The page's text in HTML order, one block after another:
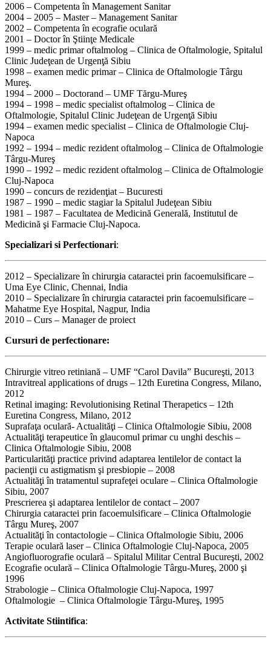
2006 – Competenta în Management Sanitar
2004 – 2005 – Master – Management Sanitar
2002 – Competenta în ecografie oculară
2001 – Doctor în Ştiinţe Medicale
1999 – medic primar oftalmolog – Clinica de Oftalmologie, Spitalul
Clinic Judeţean de Urgenţă Sibiu
1998 – examen medic primar – Clinica de Oftalmologie Târgu
Mureş.
1994 – 2000 – Doctorand – UMF Tărgu-Mureş
1994 – 1998 – medic specialist oftalmolog – Clinica de
Oftalmologie, Spitalul Clinic Judeţean de Urgenţă Sibiu
1994 – examen medic specialist – Clinica de Oftalmologie Cluj-
Napoca
1992 – 1994 – medic rezident oftalmolog – Clinica de Oftalmologie
Târgu-Mureş
1990 – 1992 – medic rezident oftalmolog – Clinica de Oftalmologie
Cluj-Napoca
1990 – concurs de rezidenţiat – Bucuresti
1987 – 1990 – medic stagiar la Spitalul Judeţean Sibiu
1981 – 1987 – Facultatea de Medicină Generală, Institutul de
Medicină şi Farmacie Cluj-Napoca.
Specializari si Perfectionari:
2012 – Specializare în chirurgia cataractei prin facoemulsificare –
Uma Eye Clinic, Chennai, India
2010 – Specializare în chirurgia cataractei prin facoemulsificare –
Mahatme Eye Hospital, Nagpur, India
2010 – Curs – Manager de proiect
Cursuri de perfectionare:
Chirurgie vitreo retiniană – UMF “Carol Davila” Bucureşti, 2013
Intravitreal applications of drugs – 12th Euretina Congress, Milano,
2012
Retinal imaging: Revolutionising Retinal Therapetics – 12th
Euretina Congress, Milano, 2012
Suprafaţa oculară- Actualităţi – Clinica Oftalmologie Sibiu, 2008
Actualităţi terapeutice în glaucomul primar cu unghi deschis –
Clinica Oftalmologie Sibiu, 2008
Particularităţi practice privind adaptarea lentilelor de contact la
pacienţii cu astigmatism şi presbiopie – 2008
Actualităţi în tratamentul suprafeţei oculare – Clinica Oftalmologie
Sibiu, 2007
Prescrierea şi adaptarea lentilelor de contact – 2007
Chirurgia cataractei prin facoemulsificare – Clinica Oftalmologie
Târgu Mureş, 2007
Actualităţi în contactologie – Clinica Oftalmologie Sibiu, 2006
Terapie oculară laser – Clinica Oftalmologie Cluj-Napoca, 2005
Angiofluorografie oculară – Spitalul Militar Central Bucureşti, 2002
Ecografie oculară – Clinica Oftalmologie Târgu-Mureş, 2000 şi
1996
Strabologie – Clinica Oftalmologie Cluj-Napoca, 1997
Oftalmologie – Clinica Oftalmologie Târgu-Mureş, 1995
Activitate Stiintifica: